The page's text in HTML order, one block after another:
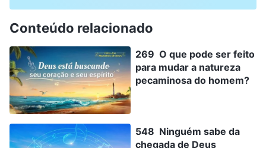
Conteúdo relacionado
269 O que pode ser feito
para mudar a natureza
pecaminosa do homem?
548 Ninguém sabe da
chegada de Deus